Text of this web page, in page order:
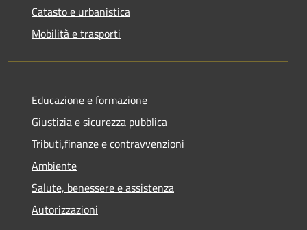
Catasto e urbanistica
Mobilità e trasporti
Educazione e formazione
Giustizia e sicurezza pubblica
Tributi,finanze e contravvenzioni
Ambiente
Salute, benessere e assistenza
Autorizzazioni